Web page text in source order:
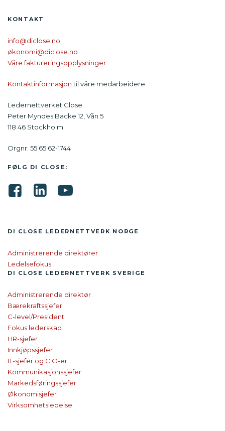
KONTAKT
info@diclose.no
økonomi@diclose.no
Våre faktureringsopplysninger
Kontaktinformasjontil våre medarbeidere
Ledernettverket Close
Peter Myndes Backe 12, Vån 5
118 46 Stockholm
Orgnr: 55 65 62-1744
FØLG DI CLOSE:
DI CLOSE LEDER­NETTVERK NORGE
Administrerende direktører
Ledelsefokus
DI CLOSE LEDER­NETTVERK SVERIGE
Administrerende direktør
Bærekraftssjefer
C-level/President
Fokus lederskap
HR-sjefer
Innkjøpssjefer
IT-sjefer og CIO-er
Kommunikasjonssjefer
Markedsføringssjefer
Økonomisjefer
Virksomhetsledelse